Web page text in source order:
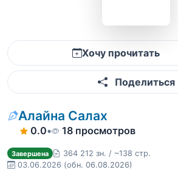
Хочу прочитать
Поделиться
Алайна Салах
0.0• 18 просмотров
Завершена
364 212 зн. / ~138 стр.
03.06.2026 (обн. 06.08.2026)